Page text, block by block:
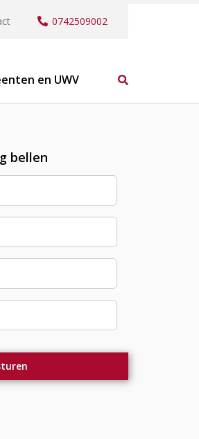
0742509002
en UWV
bellen